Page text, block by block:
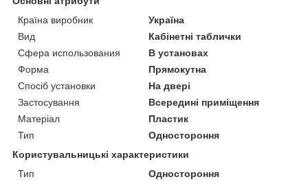
Країна виробник
Україна
Вид
Кабінетні таблички
Сфера использования
В установах
Форма
Прямокутна
Спосіб установки
На двері
Застосування
Всередині приміщення
Матеріал
Пластик
Тип
Одностороння
Користувальницькі характеристики
Тип
Одностороння